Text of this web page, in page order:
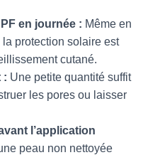
en journée : Même en
protection solaire est
cutané.
: Une petite quantité suffit
les pores ou laisser
l’application
peau non nettoyée